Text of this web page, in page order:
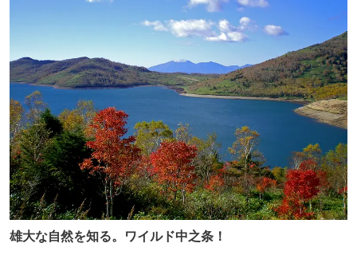
雄大な自然を知る。ワイルド中之条！